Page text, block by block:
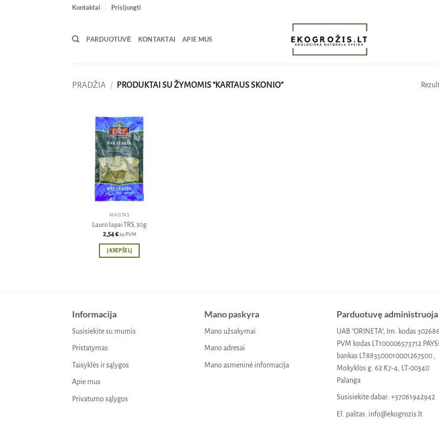
Kontaktai Prisijungti
PARDUOTUVĖ KONTAKTAI APIE MUS
PRADŽIA / PRODUKTAI SU ŽYMOMIS “KARTAUS SKONIO”
MAISTAS
Lauro lapai TRS, 30g
2,54€ su PVM
Į KREPŠELĮ
Informacija
Susisiekite su mumis
Pristatymas
Taisyklės ir sąlygos
Apie mus
Privatumo sąlygos
Mano paskyra
Mano užsakymai
Mano adresai
Mano asmeninė informacija
Parduotuvę administruoja
UAB "ORINETA", Im. kodas
PVM kodas LT100006573712
bankas LT883500010001267500 ,
Mokyklos g. 62 K7-4, LT-00340
Palanga
Susisiekite dabar: +37061942942
El. paštas: info@ekogrozis.lt